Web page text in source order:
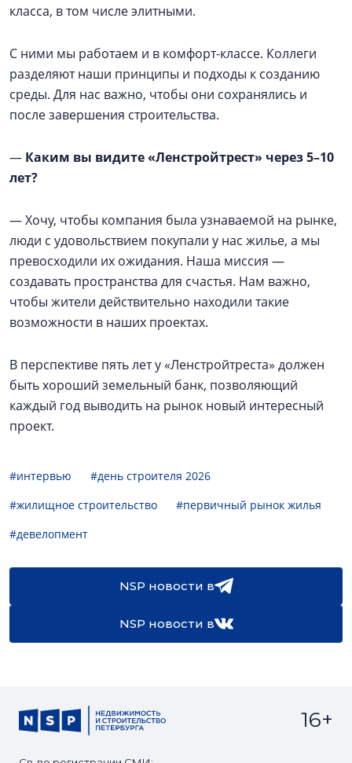
класса, в том числе элитными.
С ними мы работаем и в комфорт-классе. Коллеги
разделяют наши принципы и подходы к созданию
среды. Для нас важно, чтобы они сохранялись и
после завершения строительства.
— Каким вы видите «Ленстройтрест» через 5–10
лет?
— Хочу, чтобы компания была узнаваемой на рынке,
люди с удовольствием покупали у нас жилье, а мы
превосходили их ожидания. Наша миссия —
создавать пространства для счастья. Нам важно,
чтобы жители действительно находили такие
возможности в наших проектах.
В перспективе пять лет у «Ленстройтреста» должен
быть хороший земельный банк, позволяющий
каждый год выводить на рынок новый интересный
проект.
#интервью
#день строителя 2026
#жилищное строительство
#первичный рынок жилья
#девелопмент
NSP новости в
NSP новости в
16+